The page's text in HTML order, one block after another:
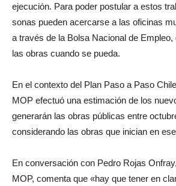
ejecución. Para poder postular a estos
sonas pueden acercarse a las oficinas
a través de la Bolsa Nacional de
las obras cuando se pueda.
En el contexto del Plan Paso a Paso
MOP efectuó una estimación de los
generarán las obras públicas entre
considerando las obras que inician en
En conversación con Pedro Rojas
MOP, comenta que «hay que tener en